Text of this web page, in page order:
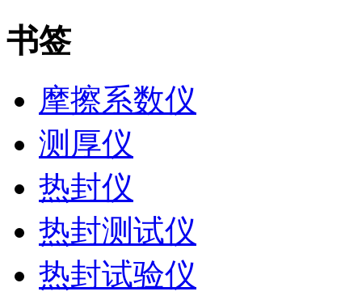
书签
摩擦系数仪
测厚仪
热封仪
热封测试仪
热封试验仪